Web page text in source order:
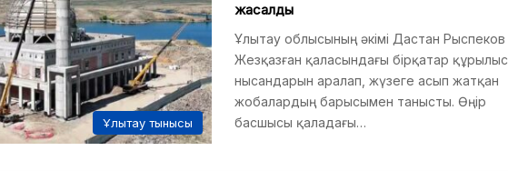
Ұлытау тынысы
жасалды
Ұлытау облысының әкімі Дастан Рыспеков
Жезқазған қаласындағы бірқатар құрылыс
нысандарын аралап, жүзеге асып жатқан
жобалардың барысымен танысты. Өңір
басшысы қаладағы…